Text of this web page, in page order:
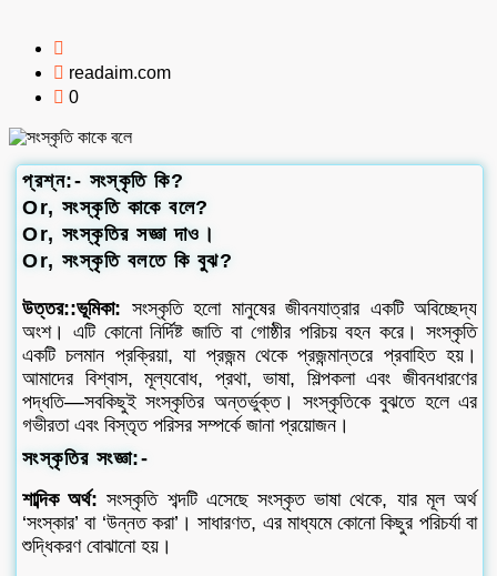
readaim.com
0
প্রশ্ন:- সংস্কৃতি কি?
Or, সংস্কৃতি কাকে বলে?
Or, সংস্কৃতির সজ্ঞা দাও।
Or, সংস্কৃতি বলতে কি বুঝ?
উত্তর::ভূমিকা: সংস্কৃতি হলো মানুষের জীবনযাত্রার একটি অবিচ্ছেদ্য
অংশ। এটি কোনো নির্দিষ্ট জাতি বা গোষ্ঠীর পরিচয় বহন করে। সংস্কৃতি
একটি চলমান প্রক্রিয়া, যা প্রজন্ম থেকে প্রজন্মান্তরে প্রবাহিত হয়।
আমাদের বিশ্বাস, মূল্যবোধ, প্রথা, ভাষা, শিল্পকলা এবং জীবনধারণের
পদ্ধতি—সবকিছুই সংস্কৃতির অন্তর্ভুক্ত। সংস্কৃতিকে বুঝতে হলে এর
গভীরতা এবং বিস্তৃত পরিসর সম্পর্কে জানা প্রয়োজন।
সংস্কৃতির সংজ্ঞা:-
শাব্দিক অর্থ:সংস্কৃতি শব্দটি এসেছে সংস্কৃত ভাষা থেকে, যার মূল অর্থ
‘সংস্কার’ বা ‘উন্নত করা’। সাধারণত, এর মাধ্যমে কোনো কিছুর পরিচর্যা বা
শুদ্ধিকরণ বোঝানো হয়।